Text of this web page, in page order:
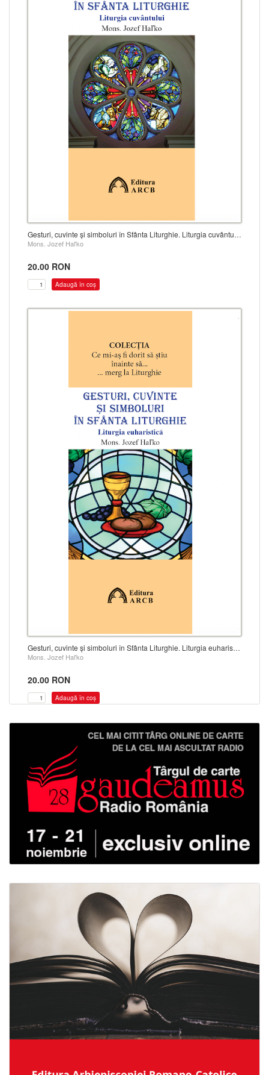
Gesturi, cuvinte și simboluri în Sfânta Liturghie. Liturgia cuvântului
Mons. Jozef Hal'ko
20.00 RON
Gesturi, cuvinte și simboluri în Sfânta Liturghie. Liturgia euharistică
Mons. Jozef Hal'ko
20.00 RON